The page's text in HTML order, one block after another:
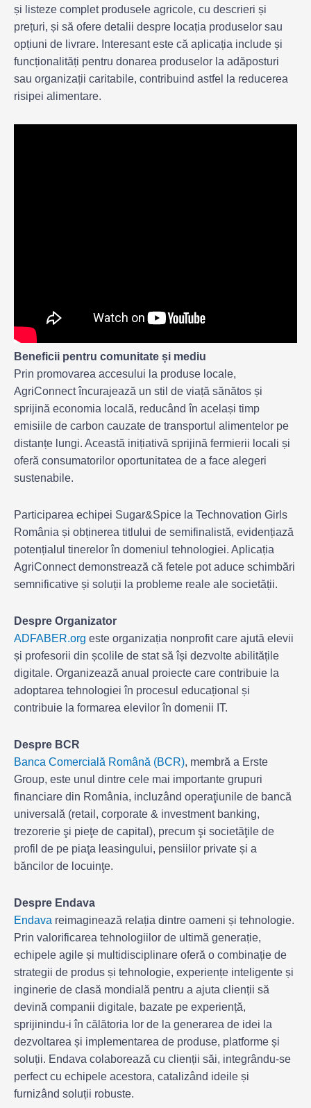
și listeze complet produsele agricole, cu descrieri și
prețuri, și să ofere detalii despre locația produselor sau
opțiuni de livrare. Interesant este că aplicația include și
funcționalități pentru donarea produselor la adăposturi
sau organizații caritabile, contribuind astfel la reducerea
risipei alimentare.
Beneficii pentru comunitate și mediu
Prin promovarea accesului la produse locale,
AgriConnect încurajează un stil de viață sănătos și
sprijină economia locală, reducând în același timp
emisiile de carbon cauzate de transportul alimentelor pe
distanțe lungi. Această inițiativă sprijină fermierii locali și
oferă consumatorilor oportunitatea de a face alegeri
sustenabile.
Participarea echipei Sugar&Spice la Technovation Girls
România și obținerea titlului de semifinalistă, evidențiază
potențialul tinerelor în domeniul tehnologiei. Aplicația
AgriConnect demonstrează că fetele pot aduce schimbări
semnificative și soluții la probleme reale ale societății.
Despre Organizator
ADFABER.org este organizația nonprofit care ajută elevii
și profesorii din școlile de stat să își dezvolte abilitățile
digitale. Organizează anual proiecte care contribuie la
adoptarea tehnologiei în procesul educațional și
contribuie la formarea elevilor în domenii IT.
Despre BCR
Banca Comercială Română (BCR), membră a Erste
Group, este unul dintre cele mai importante grupuri
financiare din România, incluzând operaţiunile de bancă
universală (retail, corporate & investment banking,
trezorerie şi pieţe de capital), precum şi societăţile de
profil de pe piaţa leasingului, pensiilor private și a
băncilor de locuinţe.
Despre Endava
Endava reimaginează relația dintre oameni și tehnologie.
Prin valorificarea tehnologiilor de ultimă generație,
echipele agile și multidisciplinare oferă o combinație de
strategii de produs și tehnologie, experiențe inteligente și
inginerie de clasă mondială pentru a ajuta clienții să
devină companii digitale, bazate pe experiență,
sprijinindu-i în călătoria lor de la generarea de idei la
dezvoltarea și implementarea de produse, platforme și
soluții. Endava colaborează cu clienții săi, integrându-se
perfect cu echipele acestora, catalizând ideile și
furnizând soluții robuste.